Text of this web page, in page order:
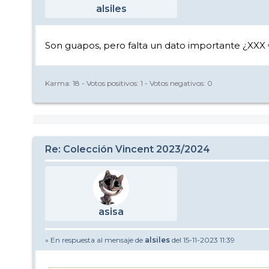
alsiles
Son guapos, pero falta un dato importante ¿XXX
Karma: 18 - Votos positivos: 1 - Votos negativos: 0
Re: Colección Vincent 2023/2024
asisa
» En respuesta al mensaje de alsiles del 15-11-2023 11:39